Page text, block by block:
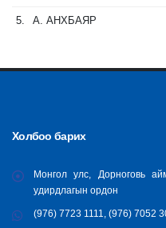
5. А. АНХБАЯР
Холбоо барих
Монгол улс, Дорноговь
удирдлагын ордон
(976) 7723 1111, (976) 7052